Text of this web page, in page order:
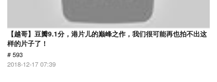
【越哥】豆瓣9.1分，港片儿的巅峰之作，我们很可能再也拍不出这
样的片子了！
# 593
2018-12-17 07:39